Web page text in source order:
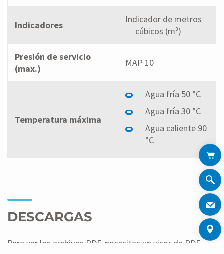
Indicadores
Indicador de metros
cúbicos (m³)
Presión de servicio
(max.)
MAP 10
Temperatura máxima
Agua fría 50 °C
Agua fría 30 °C
Agua caliente 90
°C
DESCARGAS
Para ver los archivos PDF, necesitas un visor de PDF,